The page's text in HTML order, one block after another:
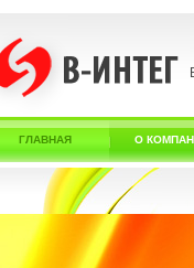
ГЛАВНАЯ О